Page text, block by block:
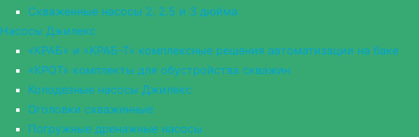
Скваженные насосы 2, 2.5 и 3 дюйма
Насосы Джилекс
«КРАБ» и «КРАБ-Т» комплексные решения автоматизации на баке
«КРОТ» комплекты для обустройства скважин
Колодезные насосы Джилекс
Оголовки скважинные
Погружные дренажные насосы